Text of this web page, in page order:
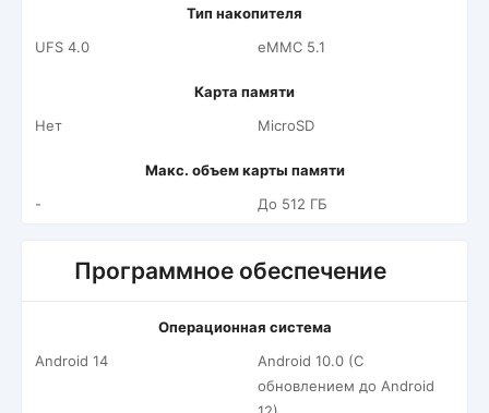
Тип накопителя
UFS 4.0
eMMC 5.1
Карта памяти
Нет
MicroSD
Макс. объем карты памяти
-
До 512 ГБ
Программное обеспечение
Операционная система
Android 14
Android 10.0 (С
обновлением до Android